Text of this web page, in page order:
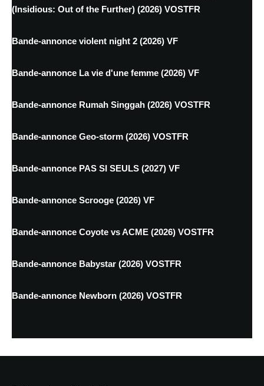
(Insidious: Out of the Further) (2026) VOSTFR
Bande-annonce violent night 2 (2026) VF
Bande-annonce La vie d'une femme (2026) VF
Bande-annonce Rumah Singgah (2026) VOSTFR
Bande-annonce Geo-storm (2026) VOSTFR
Bande-annonce PAS SI SEULS (2027) VF
Bande-annonce Scrooge (2026) VF
Bande-annonce Coyote vs ACME (2026) VOSTFR
Bande-annonce Babystar (2026) VOSTFR
Bande-annonce Newborn (2026) VOSTFR